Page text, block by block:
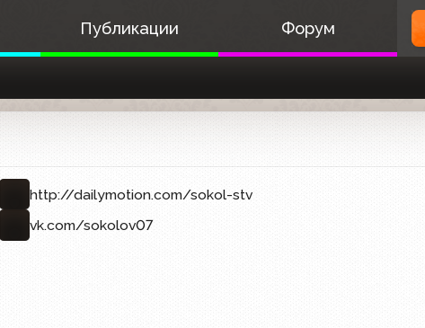
Публикации Форум
http://dailymotion.com/sokol-stv
vk.com/sokolov07